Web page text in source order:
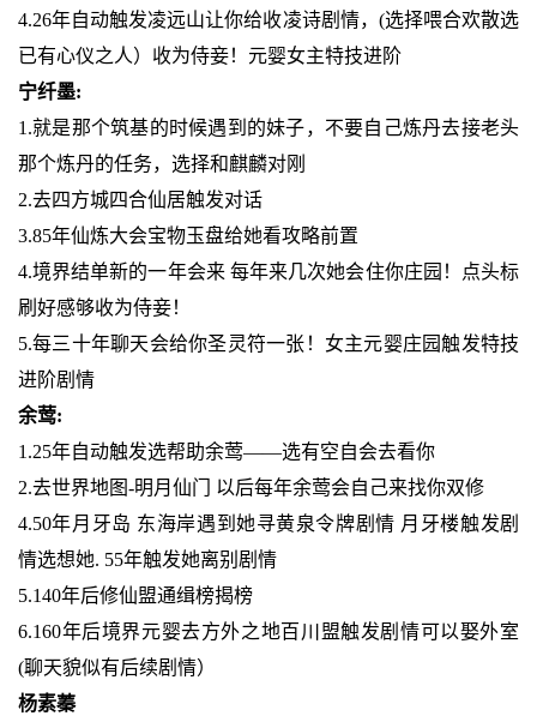
4.26年自动触发凌远山让你给收凌诗剧情，(选择喂合欢散选
已有心仪之人）收为侍妾！元婴女主特技进阶
宁纤墨:
1.就是那个筑基的时候遇到的妹子，不要自己炼丹去接老头
那个炼丹的任务，选择和麒麟对刚
2.去四方城四合仙居触发对话
3.85年仙炼大会宝物玉盘给她看攻略前置
4.境界结单新的一年会来 每年来几次她会住你庄园！点头标
刷好感够收为侍妾！
5.每三十年聊天会给你圣灵符一张！女主元婴庄园触发特技
进阶剧情
余莺:
1.25年自动触发选帮助余莺——选有空自会去看你
2.去世界地图-明月仙门 以后每年余莺会自己来找你双修
4.50年月牙岛 东海岸遇到她寻黄泉令牌剧情 月牙楼触发剧
情选想她. 55年触发她离别剧情
5.140年后修仙盟通缉榜揭榜
6.160年后境界元婴去方外之地百川盟触发剧情可以娶外室
(聊天貌似有后续剧情）
杨素蓁